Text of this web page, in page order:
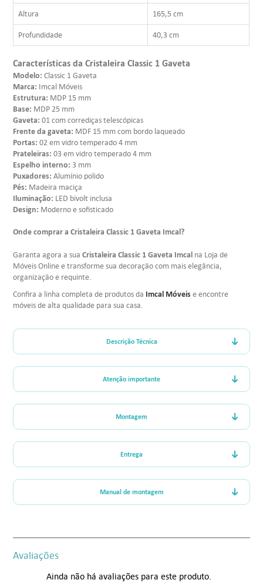
Altura 165,5 cm
Profundidade 40,3 cm
Características da Cristaleira Classic 1 Gaveta
Modelo: Classic 1 Gaveta
Marca: Imcal Móveis
Estrutura: MDP 15 mm
Base: MDP 25 mm
Gaveta: 01 com corrediças telescópicas
Frente da gaveta: MDF 15 mm com bordo laqueado
Portas: 02 em vidro temperado 4 mm
Prateleiras: 03 em vidro temperado 4 mm
Espelho interno: 3 mm
Puxadores: Alumínio polido
Pés: Madeira maciça
Iluminação: LED bivolt inclusa
Design: Moderno e sofisticado
Onde comprar a Cristaleira Classic 1 Gaveta Imcal?
Garanta agora a suaCristaleira Classic 1 Gaveta Imcal na Loja de
Móveis Online e transforme sua decoração com mais elegância,
organização e requinte.
Confira a linha completa de produtos da Imcal Móveis e encontre
móveis de alta qualidade para sua casa.
Descrição Técnica
Atenção importante
Montagem
Entrega
Manual de montagem
Avaliações
Ainda não há avaliações para este produto.